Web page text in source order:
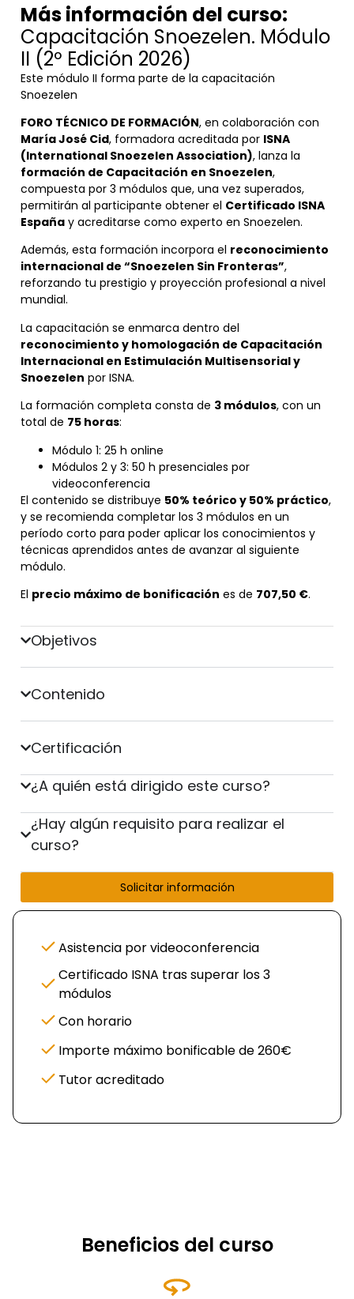
Más información del curso:
Capacitación Snoezelen. Módulo
II (2º Edición 2026)
Este módulo II forma parte de la capacitación
Snoezelen
FORO TÉCNICO DE FORMACIÓN, en colaboración con
María José Cid, formadora acreditada por ISNA
(International Snoezelen Association), lanza la
formación de Capacitación en Snoezelen,
compuesta por 3 módulos que, una vez superados,
permitirán al participante obtener el Certificado ISNA
España y acreditarse como experto en Snoezelen.
Además, esta formación incorpora el reconocimiento
internacional de “Snoezelen Sin Fronteras”,
reforzando tu prestigio y proyección profesional a nivel
mundial.
La capacitación se enmarca dentro del
reconocimiento y homologación de Capacitación
Internacional en Estimulación Multisensorial y
Snoezelen por ISNA.
La formación completa consta de 3 módulos, con un
total de 75 horas:
Módulo 1: 25 h online
Módulos 2 y 3: 50 h presenciales por
videoconferencia
El contenido se distribuye 50% teórico y 50% práctico,
y se recomienda completar los 3 módulos en un
período corto para poder aplicar los conocimientos y
técnicas aprendidos antes de avanzar al siguiente
módulo.
El precio máximo de bonificación es de 707,50 €.
Objetivos
Contenido
Certificación
¿A quién está dirigido este curso?
¿Hay algún requisito para realizar el
curso?
Solicitar información
Asistencia por videoconferencia
Certificado ISNA tras superar los 3
módulos
Con horario
Importe máximo bonificable de 260€
Tutor acreditado
Beneficios del curso